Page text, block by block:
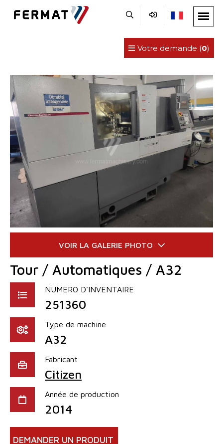
Votre demande (0)
Tour / Automatiques / A32
NUMERO D'INVENTAIRE
251360
Type de machine
A32
Fabricant
Citizen
Année de production
2014
DEMANDER UN PRODUIT